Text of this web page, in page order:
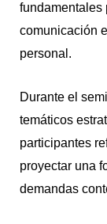
fundamentales
comunicación
personal.
Durante el
temáticos
participantes
proyectar una
demandas